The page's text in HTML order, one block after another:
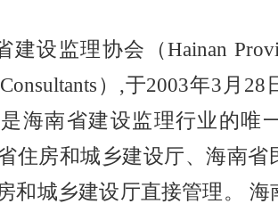
建设监理协会（Hainan
）,于2003年3月
海南省建设监理行业的唯
住房和城乡建设厅、海南省
和城乡建设厅直接管理。